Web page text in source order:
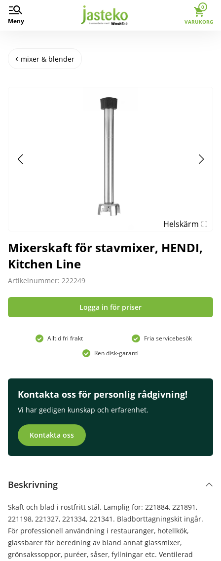
Meny
0
VARUKORG
mixer & blender
Helskärm
Mixerskaft för stavmixer, HENDI,
Kitchen Line
Artikelnummer: 222249
Logga in för priser
Alltid fri frakt
Fria servicebesök
Ren disk-garanti
Kontakta oss för personlig rådgivning!
Vi har gedigen kunskap och erfarenhet.
Kontakta oss
Beskrivning
Skaft och blad i rostfritt stål. Lämplig för: 221884, 221891,
221198, 221327, 221334, 221341. Bladborttagningskit ingår.
För professionell användning i restauranger, hotellkök,
glassbarer för beredning av bland annat glassmixer,
grönsakssoppor, puréer, såser, fyllningar etc. Ventilerad